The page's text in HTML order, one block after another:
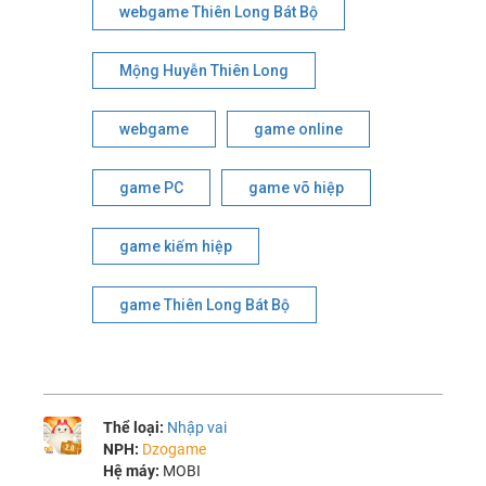
webgame Thiên Long Bát Bộ
Mộng Huyễn Thiên Long
webgame game online
game PC game võ hiệp
game kiếm hiệp
game Thiên Long Bát Bộ
Thể loại: Nhập vai
NPH: Dzogame
Hệ máy: MOBI